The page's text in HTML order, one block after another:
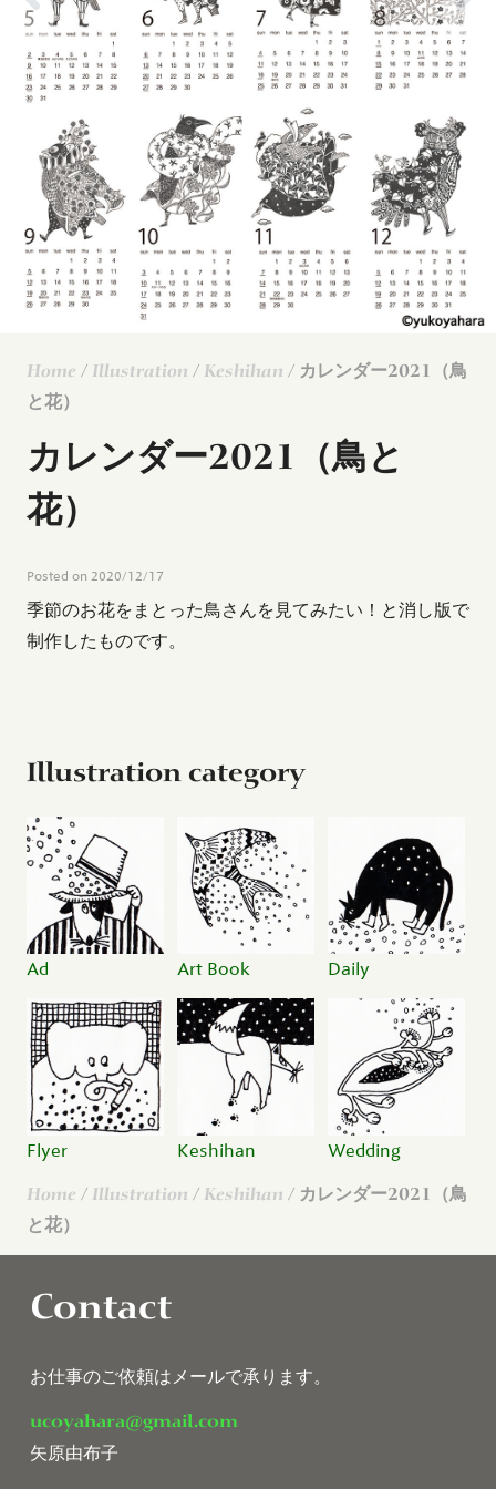
Home / Illustration / Keshihan / カレンダー2021（鳥
と花）
カレンダー2021（鳥と
花）
Posted on 2020/12/17
季節のお花をまとった鳥さんを見てみたい！と消し版で
制作したものです。
Illustration category
Ad Art Book Daily
Flyer Keshihan Wedding
Home / Illustration / Keshihan / カレンダー2021（鳥
と花）
Contact
お仕事のご依頼はメールで承ります。
ucoyahara@gmail.com
矢原由布子